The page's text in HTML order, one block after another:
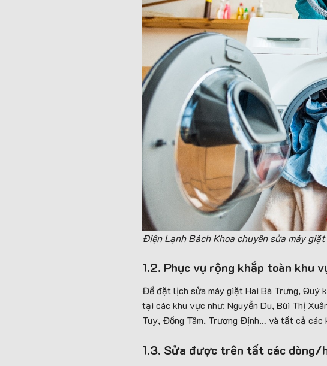
Điện Lạnh Bách Khoa chuyên sửa máy
1.2. Phục vụ rộng khắp toàn khu
Để đặt lịch sửa máy giặt Hai Bà Trưng, Quý
tại các khu vực như: Nguyễn Du, Bùi Thị
Tuy, Đồng Tâm, Trương Định… và tất cả các
1.3. Sửa được trên tất các dòng/